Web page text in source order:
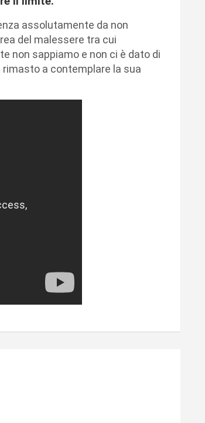
assolutamente da non
del malessere tra cui
non sappiamo e non ci è dato di
rimasto a contemplare la sua